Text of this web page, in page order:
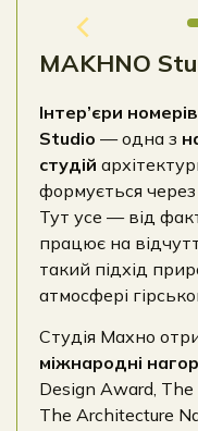
MAKHNO
Інтер’єри номерів
Studio — одна з
студій
формується через
Тут усе — від
працює на
такий підхід
атмосфері
Студія Махно
міжнародні
Design Award,
The Architecture